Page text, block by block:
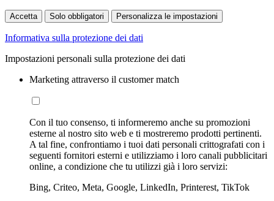
Accetta Solo obbligatori Personalizza le impostazioni
Informativa sulla protezione dei dati
Impostazioni personali sulla protezione dei dati
Marketing attraverso il customer match
Con il tuo consenso, ti informeremo anche su promozioni
esterne al nostro sito web e ti mostreremo prodotti pertinenti.
A tal fine, confrontiamo i tuoi dati personali crittografati con i
seguenti fornitori esterni e utilizziamo i loro canali pubblicitari
online, a condizione che tu utilizzi già i loro servizi:
Bing, Criteo, Meta, Google, LinkedIn, Printerest, TikTok